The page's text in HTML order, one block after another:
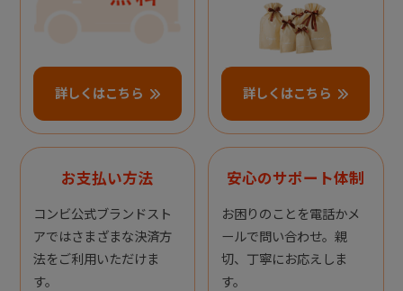
詳しくはこちら 詳しくはこちら
お支払い方法
コンビ公式ブランドスト
アではさまざまな決済方
法をご利用いただけま
す。
安心のサポート体制
お困りのことを電話かメ
ールで問い合わせ。親
切、丁寧にお応えしま
す。